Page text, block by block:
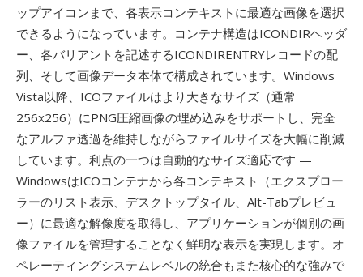
ップアイコンまで、各表示コンテキストに最適な画像を選択
できるようになっています。コンテナ構造はICONDIRヘッダ
ー、各バリアントを記述するICONDIRENTRYレコードの配
列、そして画像データ本体で構成されています。Windows
Vista以降、ICOファイルはより大きなサイズ（通常
256x256）にPNG圧縮画像の埋め込みをサポートし、完全
なアルファ透過を維持しながらファイルサイズを大幅に削減
しています。利点の一つは自動的なサイズ適応です —
WindowsはICOコンテナから各コンテキスト（エクスプロー
ラーのリスト表示、デスクトップタイル、Alt-Tabプレビュ
ー）に最適な解像度を取得し、アプリケーションが個別の画
像ファイルを管理することなく鮮明な表示を実現します。オ
ペレーティングシステムレベルの統合もまた核心的な強みで